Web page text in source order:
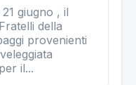
giugno , il
della
provenienti
il...